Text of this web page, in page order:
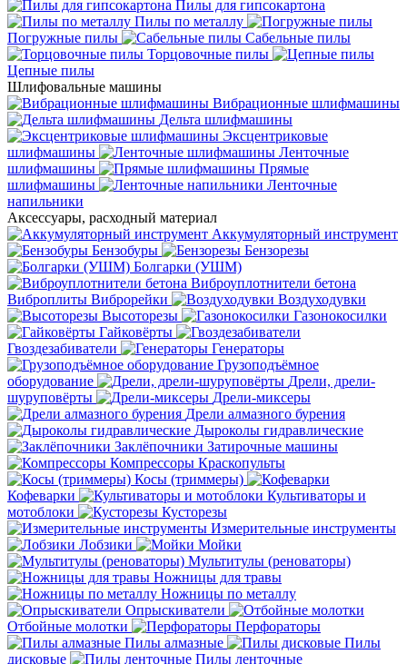
Пилы для гипсокартона
Пилы по металлу
Погружные пилы
Сабельные пилы
Торцовочные пилы
Цепные пилы
Шлифовальные машины
Вибрационные шлифмашины
Дельта шлифмашины
Эксцентриковые
шлифмашины
Ленточные
шлифмашины
Прямые
шлифмашины
Ленточные
напильники
Аксессуары, расходный материал
Аккумуляторный инструмент
Бензобуры
Бензорезы
Болгарки (УШМ)
Виброуплотнители бетона
Виброплиты Виброрейки
Воздуходувки
Высоторезы
Газонокосилки
Гайковёрты
Гвоздезабиватели
Генераторы
Грузоподъёмное
оборудование
Дрели, дрели-
шуруповёрты
Дрели-миксеры
Дрели алмазного бурения
Дыроколы гидравлические
Заклёпочники Затирочные машины
Компрессоры Краскопульты
Косы (триммеры)
Кофеварки
Культиваторы и
мотоблоки
Кусторезы
Измерительные инструменты
Лобзики
Мойки
Мультитулы (реноваторы)
Ножницы для травы
Ножницы по металлу
Опрыскиватели
Отбойные молотки
Перфораторы
Пилы алмазные
Пилы
дисковые
Пилы ленточные